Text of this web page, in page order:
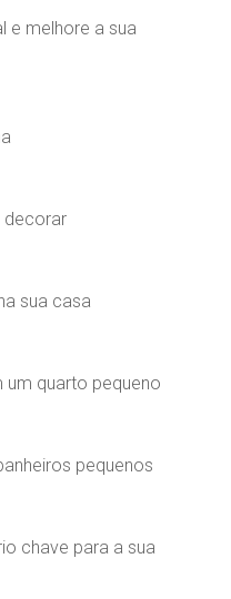
e melhore a sua
decorar
sua casa
quarto pequeno
pequenos
chave para a sua